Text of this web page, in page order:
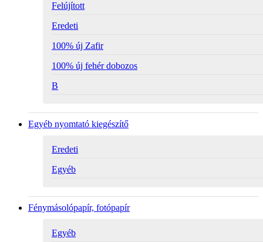
Felújított
Eredeti
100% új Zafir
100% új fehér dobozos
B
Egyéb nyomtató kiegészítő
Eredeti
Egyéb
Fénymásolópapír, fotópapír
Egyéb